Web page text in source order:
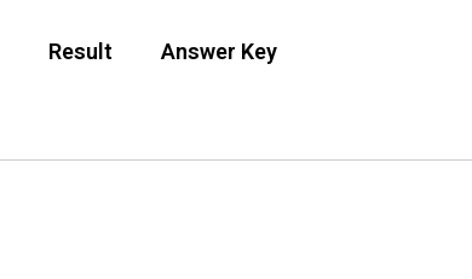
Result Answer Key